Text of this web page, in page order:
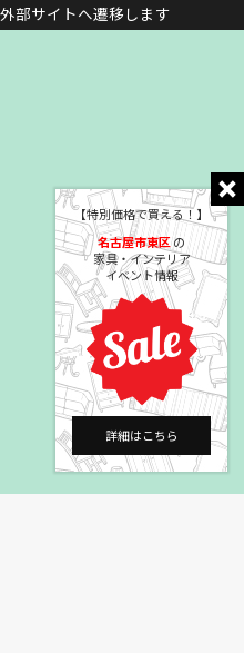
【特別価格で買える！】
名古屋市東区の
家具・インテリア
イベント情報
詳細はこちら
部サイトへ遷移します